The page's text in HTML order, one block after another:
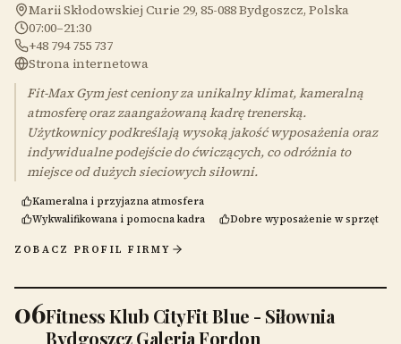
Marii Skłodowskiej Curie 29, 85-088 Bydgoszcz, Polska
07:00–21:30
+48 794 755 737
Strona internetowa
Fit-Max Gym jest ceniony za unikalny klimat, kameralną
atmosferę oraz zaangażowaną kadrę trenerską.
Użytkownicy podkreślają wysoką jakość wyposażenia oraz
indywidualne podejście do ćwiczących, co odróżnia to
miejsce od dużych sieciowych siłowni.
Kameralna i przyjazna atmosfera
Wykwalifikowana i pomocna kadra
Dobre wyposażenie w sprzęt
ZOBACZ PROFIL FIRMY
06Fitness Klub CityFit Blue - Siłownia
Bydgoszcz Galeria Fordon